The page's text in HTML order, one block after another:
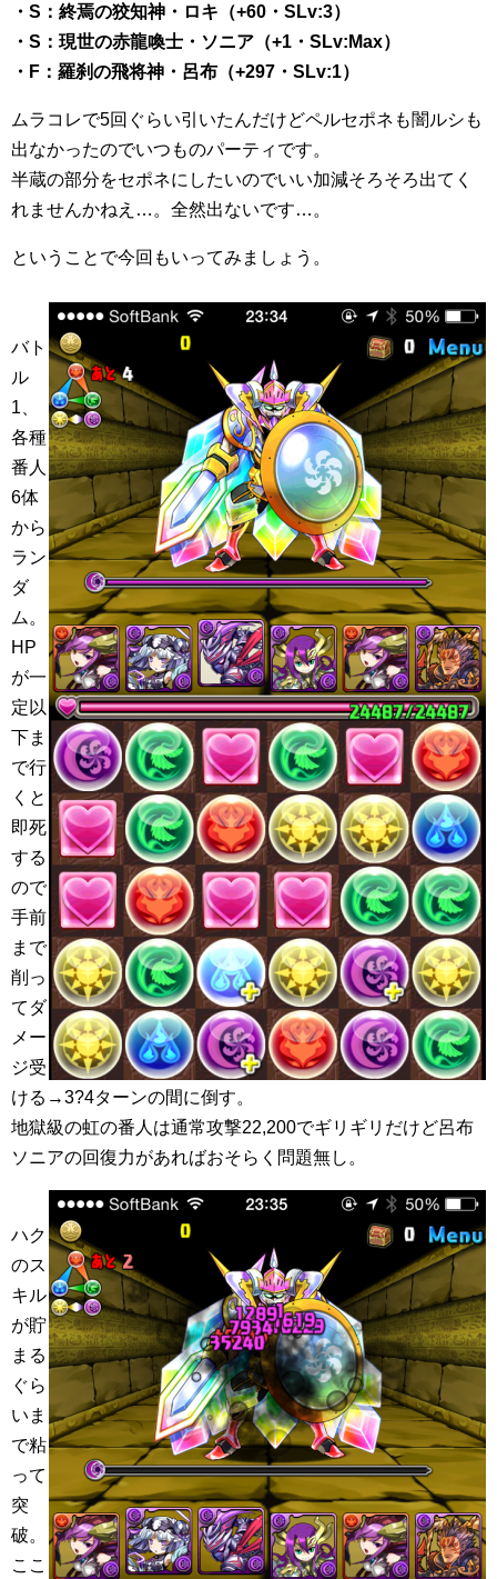
・S：終焉の狡知神・ロキ（+60・SLv:3）
・S：現世の赤龍喚士・ソニア（+1・SLv:Max）
・F：羅刹の飛将神・呂布（+297・SLv:1）
ムラコレで5回ぐらい引いたんだけどペルセポネも闇ルシも
出なかったのでいつものパーティです。
半蔵の部分をセポネにしたいのでいい加減そろそろ出てく
れませんかねえ…。全然出ないです…。
ということで今回もいってみましょう。
バト
ル
1、
各種
番人
6体
から
ラン
ダ
ム。
HP
が一
定以
下ま
で行
くと
即死
する
ので
手前
まで
削っ
てダ
メー
ジ受
ける→3?4ターンの間に倒す。
地獄級の虹の番人は通常攻撃22,200でギリギリだけど呂布
ソニアの回復力があればおそらく問題無し。
ハク
のス
キル
が貯
まる
ぐら
いま
で粘
って
突
破。
ここ